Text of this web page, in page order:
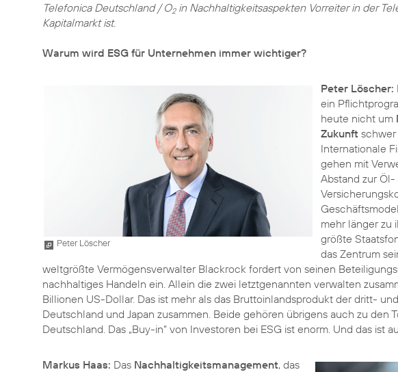
Telefonica Deutschland / O2in Nachhaltigkeitsaspekten Vorreiter in der
Kapitalmarkt ist.
Warum wird ESG für Unternehmen immer wichtiger?
Peter Löscher
Peter Löscher:
ein
heute nicht um
Zukunft
Internationale
gehen mit
Abstand zur
mehr länger zu
größte
das Zentrum
weltgrößte Vermögensverwalter Blackrock fordert von seinen
nachhaltiges Handeln ein. Allein die zwei letztgenannten verwalten
Billionen US-Dollar. Das ist mehr als das Bruttoinlandsprodukt der dritt-
Deutschland und Japan zusammen. Beide gehören übrigens auch zu den
Deutschland. Das „Buy-in“ von Investoren bei ESG ist enorm. Und das ist
Markus Haas: Das Nachhaltigkeitsmanagement, das